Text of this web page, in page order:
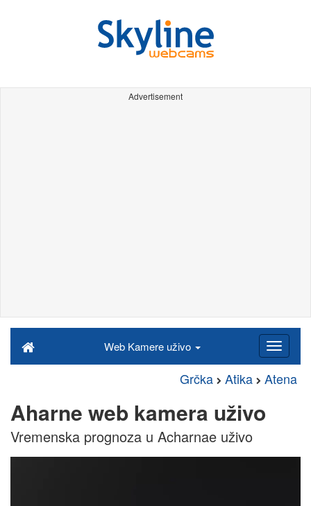
Advertisement
Web Kamere uživo
Grčka Atika Atena
Aharne web kamera uživo
Vremenska prognoza u Acharnae uživo